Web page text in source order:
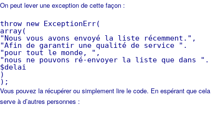
On peut lever une exception de cette façon :
throw new ExceptionErr(
array(
"Nous vous avons envoyé la liste récemment.",
"Afin de garantir une qualité de service ".
"pour tout le monde, ",
"nous ne pouvons ré-envoyer la liste que dans ".
$delai
)
);
Vous pouvez la récupérer ou simplement lire le code. En espérant que cela
serve à d’autres personnes :